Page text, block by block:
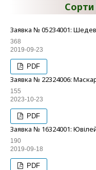
Сорти
Заявка № 05234001:
368
2019-09-23
PDF
Заявка № 22324006:
155
2023-10-23
PDF
Заявка № 16324001:
190
2019-09-18
PDF